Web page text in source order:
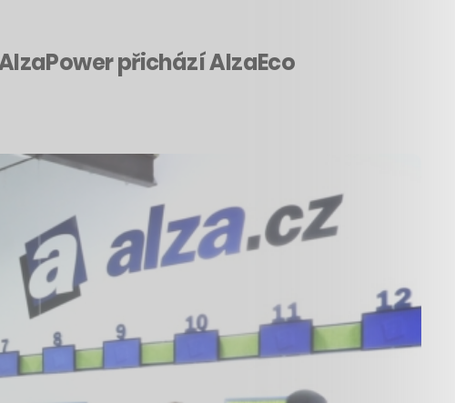
přichází AlzaEco